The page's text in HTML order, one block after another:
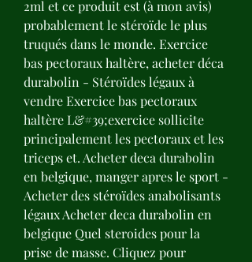
2ml et ce produit est (à mon avis)
probablement le stéroïde le plus
truqués dans le monde. Exercice
bas pectoraux haltère, acheter déca
durabolin - Stéroïdes légaux à
vendre Exercice bas pectoraux
haltère L&#39;exercice sollicite
principalement les pectoraux et les
triceps et. Acheter deca durabolin
en belgique, manger apres le sport -
Acheter des stéroïdes anabolisants
légaux Acheter deca durabolin en
belgique Quel steroides pour la
prise de masse. Cliquez pour